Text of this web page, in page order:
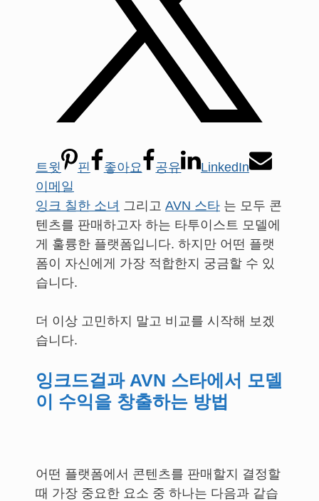
트윗 핀 좋아요 공유
LinkedIn
이메일
잉크 칠한 소녀 그리고 AVN 스타 는 모두 콘
텐츠를 판매하고자 하는 타투이스트 모델에
게 훌륭한 플랫폼입니다. 하지만 어떤 플랫
폼이 자신에게 가장 적합한지 궁금할 수 있
습니다.
더 이상 고민하지 말고 비교를 시작해 보겠
습니다.
잉크드걸과 AVN 스타에서 모델
이 수익을 창출하는 방법
어떤 플랫폼에서 콘텐츠를 판매할지 결정할
때 가장 중요한 요소 중 하나는 다음과 같습